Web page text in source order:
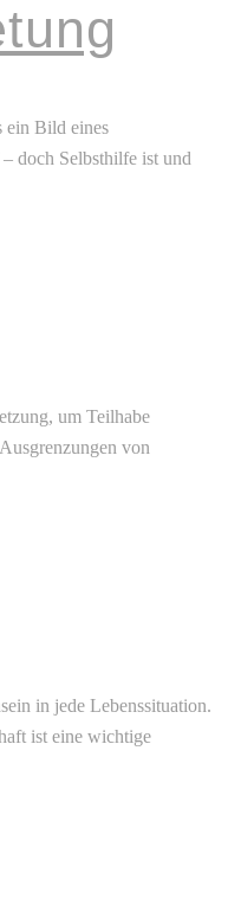
ein Bild eines
doch Selbsthilfe ist und
um Teilhabe
von
in jede Lebenssituation.
ist eine wichtige